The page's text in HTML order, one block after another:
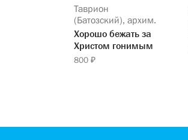
Таврион
(Батозский), архим.
Хорошо бежать за
Христом гонимым
800 ₽